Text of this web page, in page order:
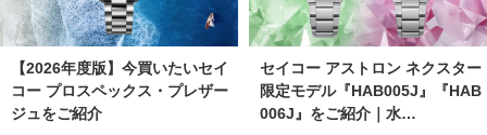
【2026年度版】今買いたいセイ
コー プロスペックス・プレザー
ジュをご紹介
セイコー アストロン ネクスター
限定モデル『HAB005J』『HAB
006J』をご紹介｜水…